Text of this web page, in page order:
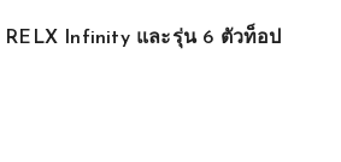
Infinity และรุ่น 6 ตัวท็อป